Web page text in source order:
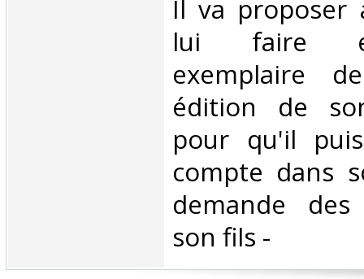
Il va proposer
lui faire
exemplaire
édition de
pour qu'il
compte dans
demande
son fils - ‎